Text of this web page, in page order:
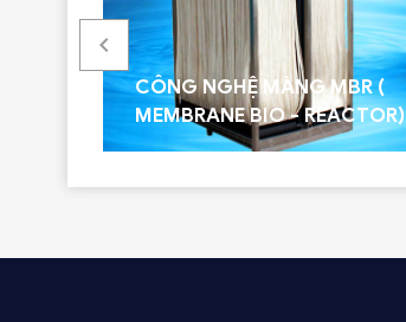
CÔNG NGHỆ MÀNG MBR (
MEMBRANE BIO - REACTOR)